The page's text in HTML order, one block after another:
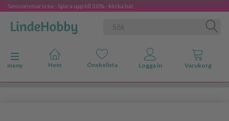
Sensommarsrea - Spara upp till 50% - klicka här
Ändra navigering
meny